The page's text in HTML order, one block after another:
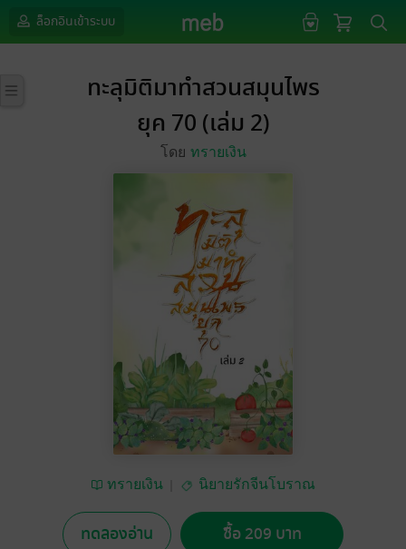
ล็อกอินเข้าระบบ
ทะลุมิติมาทำสวนสมุนไพร
ยุค 70 (เล่ม 2)
โดย ทรายเงิน
ทรายเงิน นิยายรักจีนโบราณ
ทดลองอ่าน ซื้อ 209 บาท